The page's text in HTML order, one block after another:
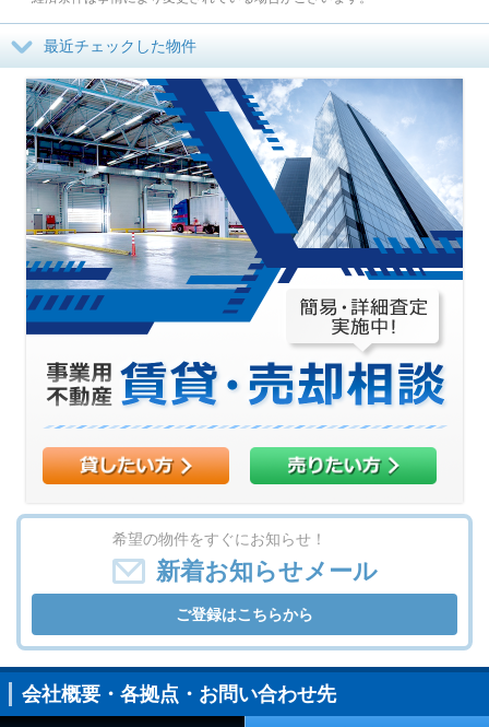
最近チェックした物件
希望の物件をすぐにお知らせ！
新着お知らせメール
ご登録はこちらから
会社概要・各拠点・お問い合わせ先